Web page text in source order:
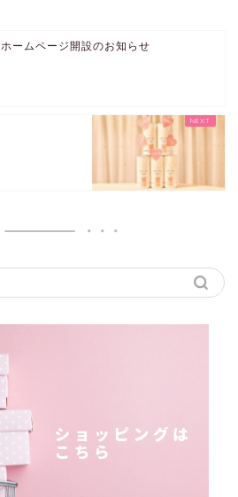
ホームページ開設のお知らせ